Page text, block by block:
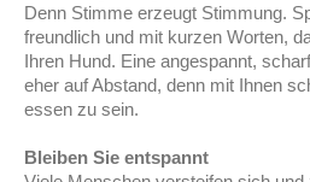
Denn Stimme erzeugt Stimmung.
freundlich und mit kurzen Worten,
Ihren Hund. Eine angespannt,
eher auf Abstand, denn mit Ihnen
essen zu sein.
Bleiben Sie entspannt